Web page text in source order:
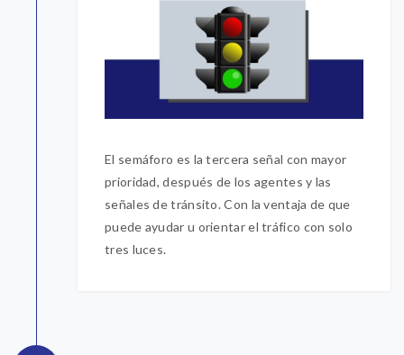
El semáforo es la tercera señal con mayor
prioridad, después de los agentes y las
señales de tránsito. Con la ventaja de que
puede ayudar u orientar el tráfico con solo
tres luces.